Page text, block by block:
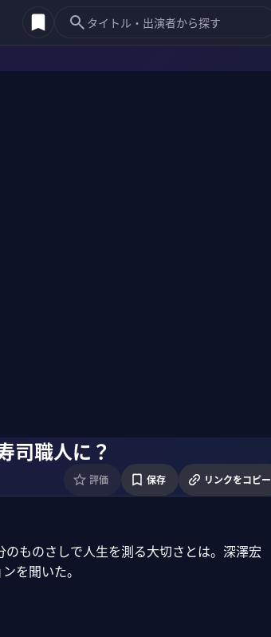
司職人に？
評価 保存 リンクをコピー
ものさしで人生を測る大切さとは。深澤宏
を聞いた。